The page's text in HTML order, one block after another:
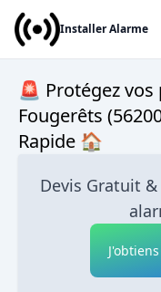
Installer Alarme
🚨 Protégez vos
Fougerêts
Rapide 🏠
Devis Gratuit